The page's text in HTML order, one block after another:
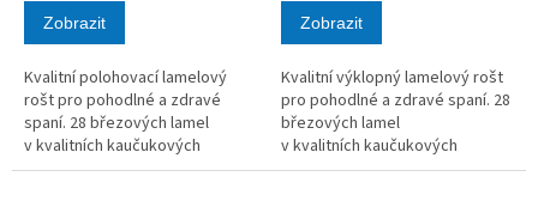
Zobrazit
Kvalitní polohovací lamelový
rošt pro pohodlné a zdravé
spaní. 28 březových lamel
v kvalitních kaučukových
pouzdrech.
Zobrazit
Kvalitní výklopný lamelový rošt
pro pohodlné a zdravé spaní. 28
březových lamel
v kvalitních kaučukových
pouzdrech.